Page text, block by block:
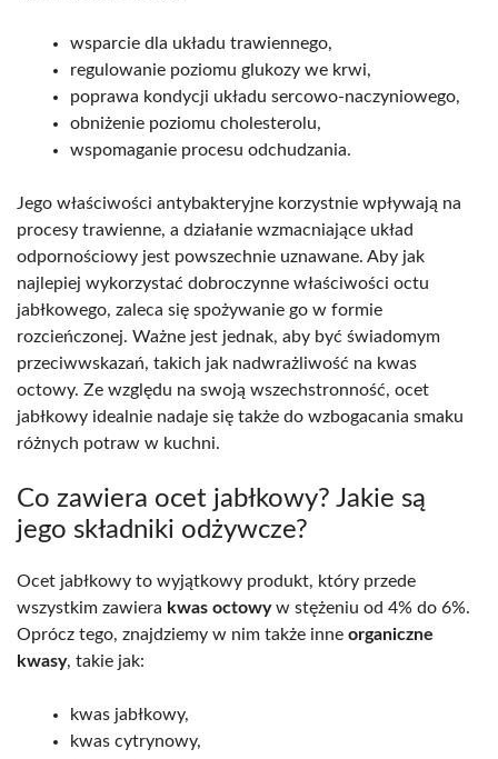
wsparcie dla układu trawiennego,
regulowanie poziomu glukozy we krwi,
poprawa kondycji układu sercowo-naczyniowego,
obniżenie poziomu cholesterolu,
wspomaganie procesu odchudzania.
Jego właściwości antybakteryjne korzystnie wpływają na
procesy trawienne, a działanie wzmacniające układ
odpornościowy jest powszechnie uznawane. Aby jak
najlepiej wykorzystać dobroczynne właściwości octu
jabłkowego, zaleca się spożywanie go w formie
rozcieńczonej. Ważne jest jednak, aby być świadomym
przeciwwskazań, takich jak nadwrażliwość na kwas
octowy. Ze względu na swoją wszechstronność, ocet
jabłkowy idealnie nadaje się także do wzbogacania smaku
różnych potraw w kuchni.
Co zawiera ocet jabłkowy? Jakie są
jego składniki odżywcze?
Ocet jabłkowy to wyjątkowy produkt, który przede
wszystkim zawiera kwas octowyw stężeniu od 4% do 6%.
Oprócz tego, znajdziemy w nim także inne organiczne
kwasy, takie jak:
kwas jabłkowy,
kwas cytrynowy,